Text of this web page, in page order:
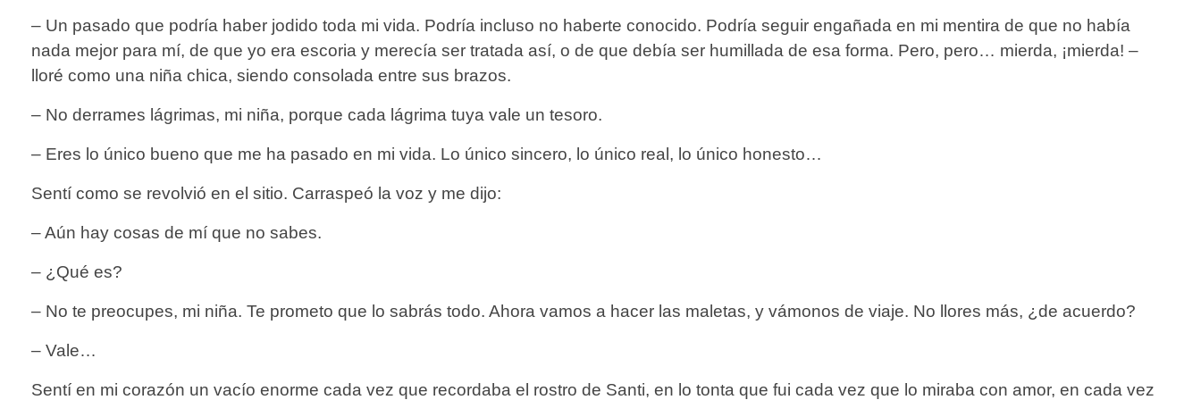
– Un pasado que podría haber jodido toda mi vida. Podría incluso no haberte conocido. Podría seguir engañada en mi mentira de que no había
nada mejor para mí, de que yo era escoria y merecía ser tratada así, o de que debía ser humillada de esa forma. Pero, pero… mierda, ¡mierda! –
lloré como una niña chica, siendo consolada entre sus brazos.
– No derrames lágrimas, mi niña, porque cada lágrima tuya vale un tesoro.
– Eres lo único bueno que me ha pasado en mi vida. Lo único sincero, lo único real, lo único honesto…
Sentí como se revolvió en el sitio. Carraspeó la voz y me dijo:
– Aún hay cosas de mí que no sabes.
– ¿Qué es?
– No te preocupes, mi niña. Te prometo que lo sabrás todo. Ahora vamos a hacer las maletas, y vámonos de viaje. No llores más, ¿de acuerdo?
– Vale…
Sentí en mi corazón un vacío enorme cada vez que recordaba el rostro de Santi, en lo tonta que fui cada vez que lo miraba con amor, en cada vez